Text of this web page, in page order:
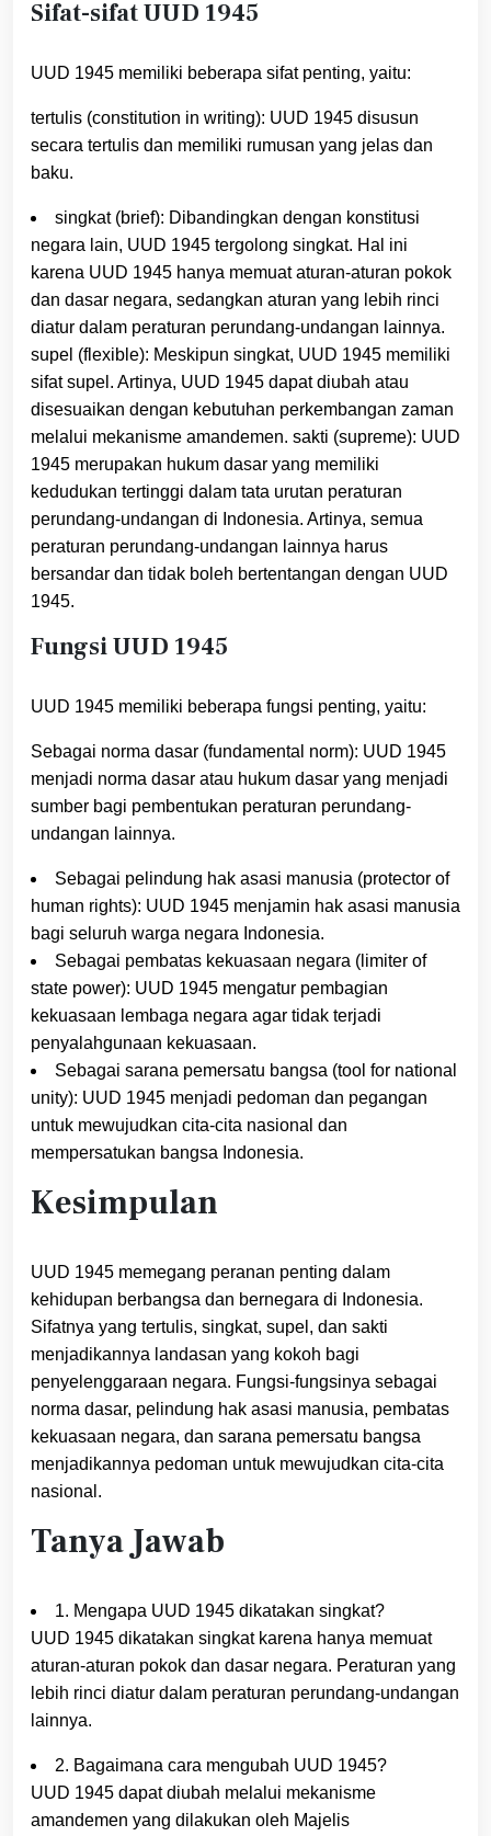
Sifat-sifat UUD 1945
UUD 1945 memiliki beberapa sifat penting, yaitu:
tertulis (constitution in writing): UUD 1945 disusun
secara tertulis dan memiliki rumusan yang jelas dan
baku.
singkat (brief): Dibandingkan dengan konstitusi
negara lain, UUD 1945 tergolong singkat. Hal ini
karena UUD 1945 hanya memuat aturan-aturan pokok
dan dasar negara, sedangkan aturan yang lebih rinci
diatur dalam peraturan perundang-undangan lainnya.
supel (flexible): Meskipun singkat, UUD 1945 memiliki
sifat supel. Artinya, UUD 1945 dapat diubah atau
disesuaikan dengan kebutuhan perkembangan zaman
melalui mekanisme amandemen. sakti (supreme): UUD
1945 merupakan hukum dasar yang memiliki
kedudukan tertinggi dalam tata urutan peraturan
perundang-undangan di Indonesia. Artinya, semua
peraturan perundang-undangan lainnya harus
bersandar dan tidak boleh bertentangan dengan UUD
1945.
Fungsi UUD 1945
UUD 1945 memiliki beberapa fungsi penting, yaitu:
Sebagai norma dasar (fundamental norm): UUD 1945
menjadi norma dasar atau hukum dasar yang menjadi
sumber bagi pembentukan peraturan perundang-
undangan lainnya.
Sebagai pelindung hak asasi manusia (protector of
human rights): UUD 1945 menjamin hak asasi manusia
bagi seluruh warga negara Indonesia.
Sebagai pembatas kekuasaan negara (limiter of
state power): UUD 1945 mengatur pembagian
kekuasaan lembaga negara agar tidak terjadi
penyalahgunaan kekuasaan.
Sebagai sarana pemersatu bangsa (tool for national
unity): UUD 1945 menjadi pedoman dan pegangan
untuk mewujudkan cita-cita nasional dan
mempersatukan bangsa Indonesia.
Kesimpulan
UUD 1945 memegang peranan penting dalam
kehidupan berbangsa dan bernegara di Indonesia.
Sifatnya yang tertulis, singkat, supel, dan sakti
menjadikannya landasan yang kokoh bagi
penyelenggaraan negara. Fungsi-fungsinya sebagai
norma dasar, pelindung hak asasi manusia, pembatas
kekuasaan negara, dan sarana pemersatu bangsa
menjadikannya pedoman untuk mewujudkan cita-cita
nasional.
Tanya Jawab
1. Mengapa UUD 1945 dikatakan singkat?
UUD 1945 dikatakan singkat karena hanya memuat
aturan-aturan pokok dan dasar negara. Peraturan yang
lebih rinci diatur dalam peraturan perundang-undangan
lainnya.
2. Bagaimana cara mengubah UUD 1945?
UUD 1945 dapat diubah melalui mekanisme
amandemen yang dilakukan oleh Majelis